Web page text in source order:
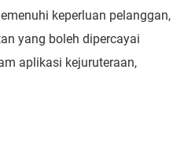
keperluan pelanggan,
yang boleh dipercayai
aplikasi kejuruteraan,